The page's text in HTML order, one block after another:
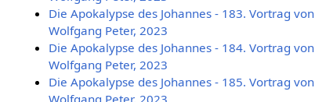
Die Apokalypse des Johannes - 183. Vortrag von
Wolfgang Peter, 2023
Die Apokalypse des Johannes - 184. Vortrag von
Wolfgang Peter, 2023
Die Apokalypse des Johannes - 185. Vortrag von